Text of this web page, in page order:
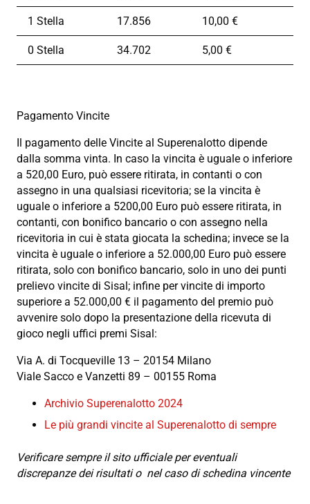
1 Stella 17.856 10,00 €
0 Stella 34.702 5,00 €
Pagamento Vincite
Il pagamento delle Vincite al Superenalotto dipende
dalla somma vinta. In caso la vincita è uguale o inferiore
a 520,00 Euro, può essere ritirata, in contanti o con
assegno in una qualsiasi ricevitoria; se la vincita è
uguale o inferiore a 5200,00 Euro può essere ritirata, in
contanti, con bonifico bancario o con assegno nella
ricevitoria in cui è stata giocata la schedina; invece se la
vincita è uguale o inferiore a 52.000,00 Euro può essere
ritirata, solo con bonifico bancario, solo in uno dei punti
prelievo vincite di Sisal; infine per vincite di importo
superiore a 52.000,00 € il pagamento del premio può
avvenire solo dopo la presentazione della ricevuta di
gioco negli uffici premi Sisal:
Via A. di Tocqueville 13 – 20154 Milano
Viale Sacco e Vanzetti 89 – 00155 Roma
Archivio Superenalotto 2024
Le più grandi vincite al Superenalotto di sempre
Verificare sempre il sito ufficiale per eventuali
discrepanze dei risultati o nel caso di schedina vincente